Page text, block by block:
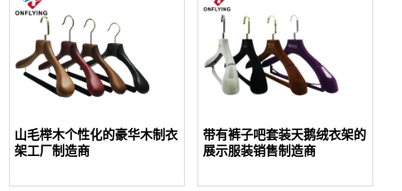
山毛榉木个性化的豪华木制衣
架工厂制造商
带有裤子吧套装天鹅绒衣架的
展示服装销售制造商